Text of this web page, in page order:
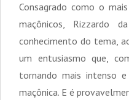
Consagrado como o
maçônicos, Rizzardo
conhecimento do tema,
um entusiasmo que,
tornando mais intenso
maçônica. E é